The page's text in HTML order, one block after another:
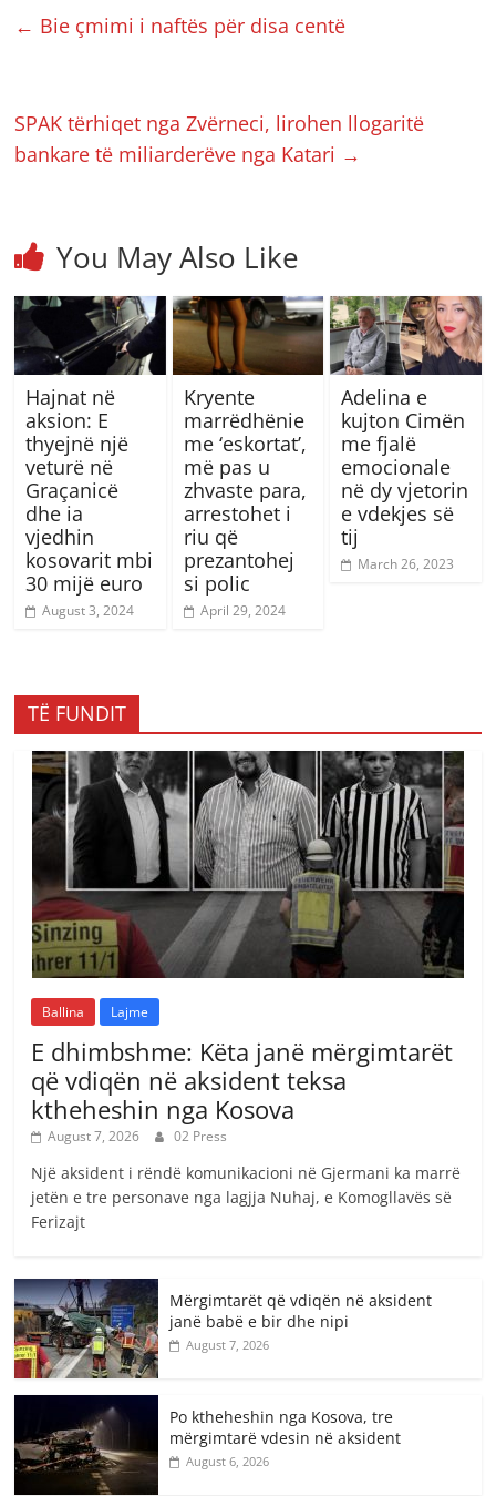
← Bie çmimi i naftës për disa centë
SPAK tërhiqet nga Zvërneci, lirohen llogaritë
bankare të miliarderëve nga Katari →
You May Also Like
Hajnat në
aksion: E
thyejnë një
veturë në
Graçanicë
dhe ia
vjedhin
kosovarit mbi
30 mijë euro
August 3, 2024
Kryente
marrëdhënie
me ‘eskortat’,
më pas u
zhvaste para,
arrestohet i
riu që
prezantohej
si polic
April 29, 2024
Adelina e
kujton Cimën
me fjalë
emocionale
në dy vjetorin
e vdekjes së
tij
March 26, 2023
TË FUNDIT
Ballina Lajme
E dhimbshme: Këta janë mërgimtarët
që vdiqën në aksident teksa
ktheheshin nga Kosova
August 7, 2026 02 Press
Një aksident i rëndë komunikacioni në Gjermani ka marrë
jetën e tre personave nga lagjja Nuhaj, e Komogllavës së
Ferizajt
Mërgimtarët që vdiqën në aksident
janë babë e bir dhe nipi
August 7, 2026
Po ktheheshin nga Kosova, tre
mërgimtarë vdesin në aksident
August 6, 2026